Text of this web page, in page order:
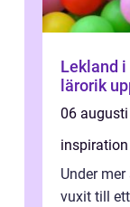
Lekland
lärorik
06
inspiration
Under
vuxit till